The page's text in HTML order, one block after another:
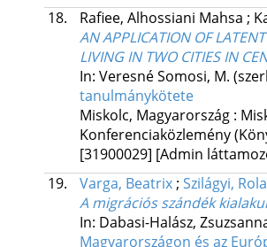
18.
Rafiee, Alhossiani Mahsa ;
AN APPLICATION OF
LIVING IN TWO CITIES IN
In: Veresné Somosi, M.
tanulmánykötete
Miskolc, Magyarország :
Konferenciaközlemény
[31900029] [Admin
19.
Varga, Beatrix ; Szilágyi,
A migrációs szándék
In: Dabasi-Halász,
Magyarországon és az